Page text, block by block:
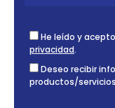
He leído y
privacidad.
Deseo recibir
productos/